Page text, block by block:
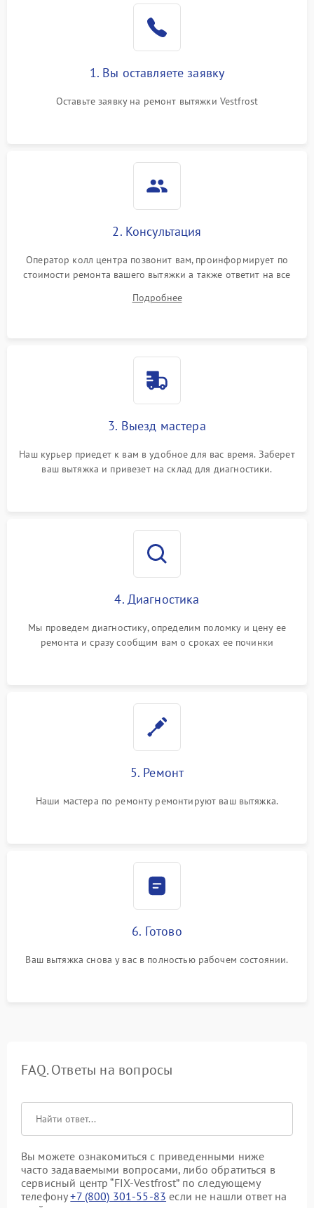
1. Вы оставляете заявку
Оставьте заявку на ремонт вытяжки Vestfrost
2. Консультация
Оператор колл центра позвонит вам, проинформирует по
стоимости ремонта вашего вытяжки а также ответит на все
Подробнее
3. Выезд мастера
Наш курьер приедет к вам в удобное для вас время. Заберет
ваш вытяжка и привезет на склад для диагностики.
4. Диагностика
Мы проведем диагностику, определим поломку и цену ее
ремонта и сразу сообщим вам о сроках ее починки
5. Ремонт
Наши мастера по ремонту ремонтируют ваш вытяжка.
6. Готово
Ваш вытяжка снова у вас в полностью рабочем состоянии.
FAQ. Ответы на вопросы
Вы можете ознакомиться с приведенными ниже
часто задаваемыми вопросами, либо обратиться в
сервисный центр “FIX-Vestfrost” по следующему
телефону+7 (800) 301-55-83 если не нашли ответ на